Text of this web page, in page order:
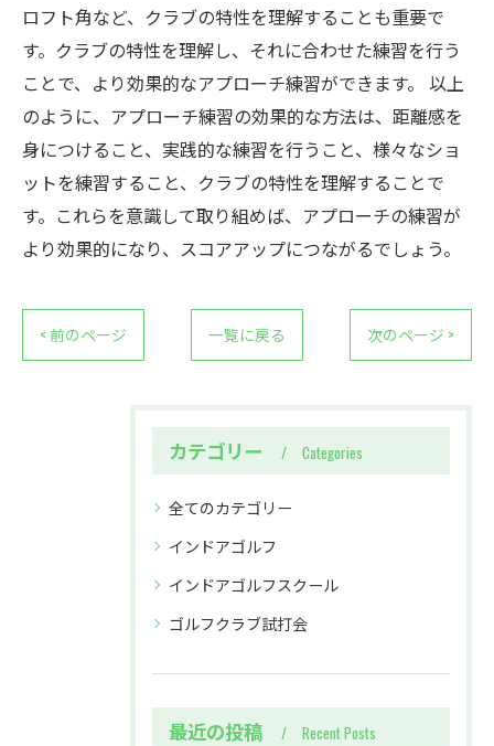
ロフト角など、クラブの特性を理解することも重要で
す。クラブの特性を理解し、それに合わせた練習を行う
ことで、より効果的なアプローチ練習ができます。 以上
のように、アプローチ練習の効果的な方法は、距離感を
身につけること、実践的な練習を行うこと、様々なショ
ットを練習すること、クラブの特性を理解することで
す。これらを意識して取り組めば、アプローチの練習が
より効果的になり、スコアアップにつながるでしょう。
< 前のページ 一覧に戻る 次のページ >
カテゴリー Categories
全てのカテゴリー
インドアゴルフ
インドアゴルフスクール
ゴルフクラブ試打会
最近の投稿 Recent Posts